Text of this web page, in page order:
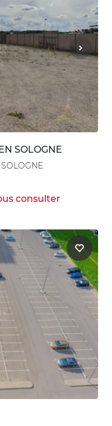
SOLOGNE
consulter